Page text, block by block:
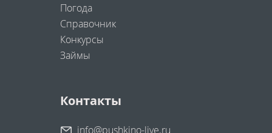
Погода
Справочник
Конкурсы
Займы
Контакты
info@pushkino-live.ru